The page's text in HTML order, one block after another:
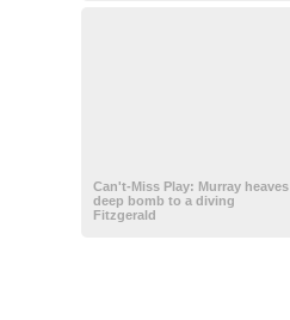
Can't-Miss Play: Murray heaves
deep bomb to a diving
Fitzgerald